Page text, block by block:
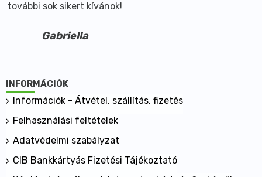
további sok sikert kívánok!
Gabriella
INFORMÁCIÓK
Információk - Átvétel, szállítás, fizetés
Felhasználási feltételek
Adatvédelmi szabályzat
CIB Bankkártyás Fizetési Tájékoztató